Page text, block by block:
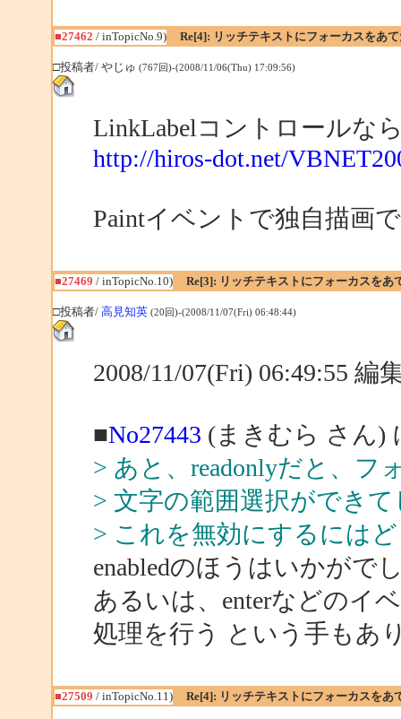
■27462 / inTopicNo.9) Re[4]: リッチテキストにフォーカスをあ
□投稿者/ やじゅ (767回)-(2008/11/06(Thu) 17:09:56)
LinkLabelコントロールな
http://hiros-dot.net/
Paintイベントで独自描画
■27469 / inTopicNo.10) Re[3]: リッチテキストにフォーカスをあ
□投稿者/ 高見知英 (20回)-(2008/11/07(Fri) 06:48:44)
2008/11/07(Fri) 06:49:55 編
■No27443 (まきむら さん)
> あと、readonlyだと、フ
> 文字の範囲選択ができ
> これを無効にするには
enabledのほうはいかがで
あるいは、enterなどのイ
処理を行う という手もあ
■27509 / inTopicNo.11) Re[4]: リッチテキストにフォーカスをあ